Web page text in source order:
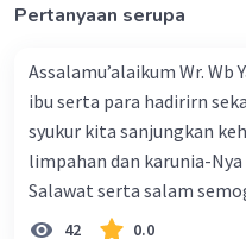
Contoh puisi
Terhampar
Tentang seorang
Yang berjuang
Dalam perjalanan
Pahlawan itu
Dengan
Pertanyaan serupa
Assalamu’alaikum Wr.
ibu serta para hadirirn
syukur kita sanjungkan
limpahan dan karunia-
Salawat serta salam
junjungan Nabi besar
42 0.0